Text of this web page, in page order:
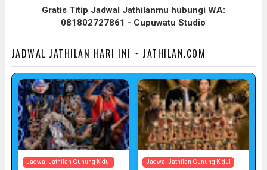
Gratis Titip Jadwal Jathilanmu hubungi WA:
081802727861 - Cupuwatu Studio
JADWAL JATHILAN HARI INI ~ JATHILAN.COM
Jadwal Jathilan Gunung Kidul Jadwal Jathilan Gunung Kidul